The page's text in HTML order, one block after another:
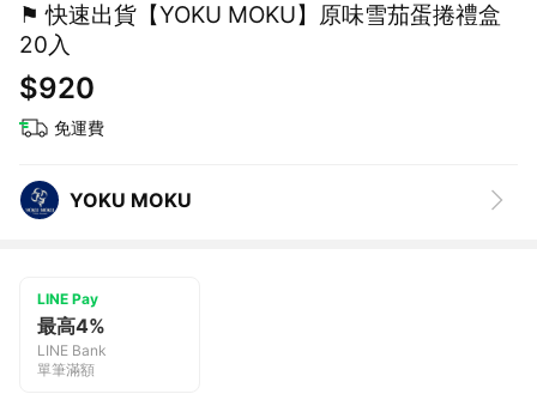
⚑ 快速出貨【YOKU MOKU】原味雪茄蛋捲禮盒
20入
$920
免運費
YOKU MOKU
LINE Pay
最高4%
LINE Bank
單筆滿額